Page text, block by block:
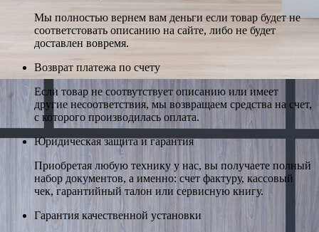
Мы полностью вернем вам деньги если товар будет не
соответстовать описанию на сайте, либо не будет
доставлен вовремя.
Возврат платежа по счету
Если товар не соотвутствует описанию или имеет
другие несоответствия, мы возвращаем средства на счет,
с которого производилась оплата.
Юридическая защита и гарантия
Приобретая любую технику у нас, вы получаете полный
набор документов, а именно: счет фактуру, кассовый
чек, гарантийный талон или сервисную книгу.
Гарантия качественной установки